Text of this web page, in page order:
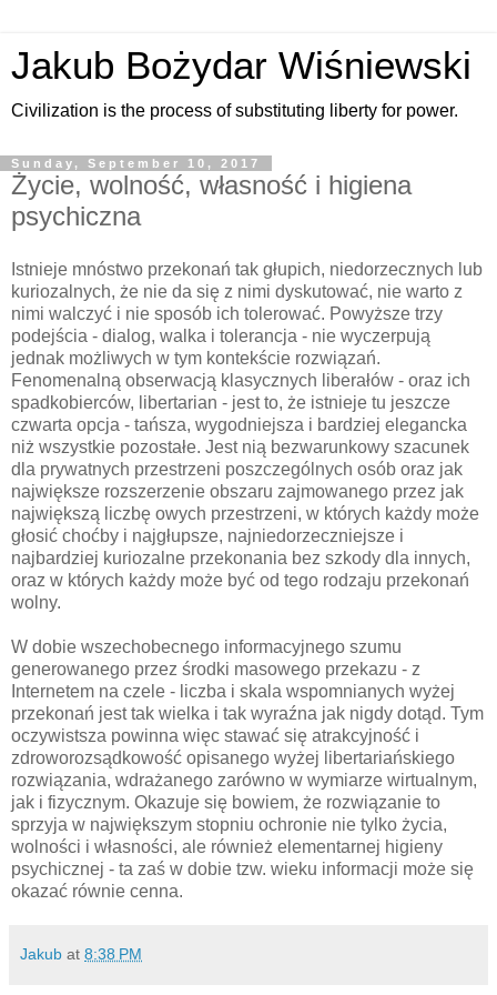
Jakub Bożydar Wiśniewski
Civilization is the process of substituting liberty for power.
Sunday, September 10, 2017
Życie, wolność, własność i higiena
psychiczna
Istnieje mnóstwo przekonań tak głupich, niedorzecznych lub
kuriozalnych, że nie da się z nimi dyskutować, nie warto z
nimi walczyć i nie sposób ich tolerować. Powyższe trzy
podejścia - dialog, walka i tolerancja - nie wyczerpują
jednak możliwych w tym kontekście rozwiązań.
Fenomenalną obserwacją klasycznych liberałów - oraz ich
spadkobierców, libertarian - jest to, że istnieje tu jeszcze
czwarta opcja - tańsza, wygodniejsza i bardziej elegancka
niż wszystkie pozostałe. Jest nią bezwarunkowy szacunek
dla prywatnych przestrzeni poszczególnych osób oraz jak
największe rozszerzenie obszaru zajmowanego przez jak
największą liczbę owych przestrzeni, w których każdy może
głosić choćby i najgłupsze, najniedorzeczniejsze i
najbardziej kuriozalne przekonania bez szkody dla innych,
oraz w których każdy może być od tego rodzaju przekonań
wolny.
W dobie wszechobecnego informacyjnego szumu
generowanego przez środki masowego przekazu - z
Internetem na czele - liczba i skala wspomnianych wyżej
przekonań jest tak wielka i tak wyraźna jak nigdy dotąd. Tym
oczywistsza powinna więc stawać się atrakcyjność i
zdroworozsądkowość opisanego wyżej libertariańskiego
rozwiązania, wdrażanego zarówno w wymiarze wirtualnym,
jak i fizycznym. Okazuje się bowiem, że rozwiązanie to
sprzyja w największym stopniu ochronie nie tylko życia,
wolności i własności, ale również elementarnej higieny
psychicznej - ta zaś w dobie tzw. wieku informacji może się
okazać równie cenna.
Jakub at 8:38 PM